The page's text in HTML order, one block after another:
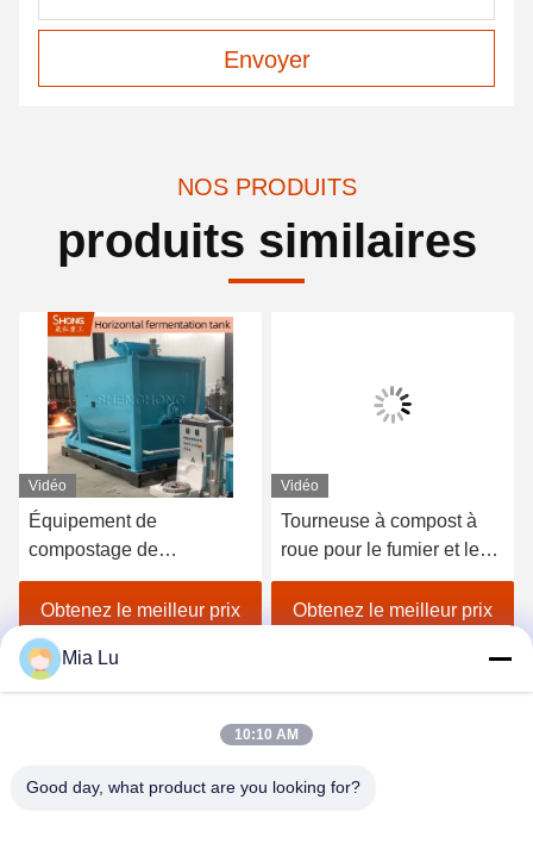
Envoyer
NOS PRODUITS
produits similaires
Vidéo
Équipement de
compostage de
fermentation entièrement
automatique en acier
inoxydable 304 avec
télécommande PLC pour
la production d'engrais
Obtenez le meilleur prix
Vidéo
Tourneuse à compost à
roue pour le fumier et les
boues - Solution de
fermentation industrielle
Obtenez le meilleur prix
Mia Lu
10:10 AM
Good day, what product are you looking for?